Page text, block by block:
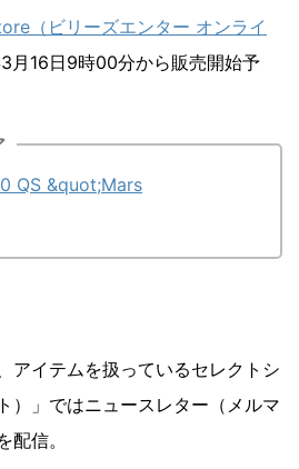
（ビリーズエンター オンライ
月16日9時00分から販売開始予
QS &quot;Mars
アイテムを扱っているセレクトシ
）」ではニュースレター（メルマ
配信。